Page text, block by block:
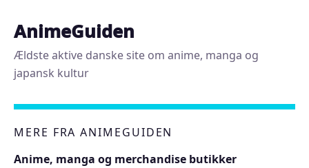
AnimeGuiden
Ældste aktive danske site om anime, manga og
japansk kultur
MERE FRA ANIMEGUIDEN
Anime, manga og merchandise butikker